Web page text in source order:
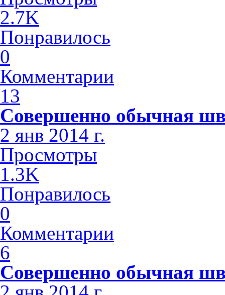
2.7K
Понравилось
0
Комментарии
13
Совершенно обычная
2 янв 2014 г.
Просмотры
1.3K
Понравилось
0
Комментарии
6
Совершенно обычная